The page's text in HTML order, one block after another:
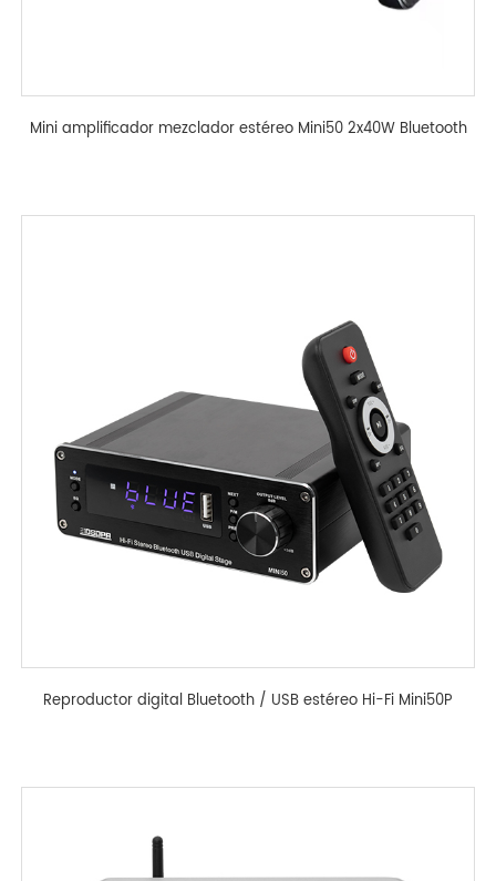
Mini amplificador mezclador estéreo Mini50 2x40W Bluetooth
Reproductor digital Bluetooth / USB estéreo Hi-Fi Mini50P